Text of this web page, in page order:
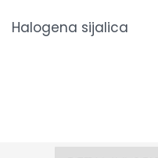
Halogena sijalica